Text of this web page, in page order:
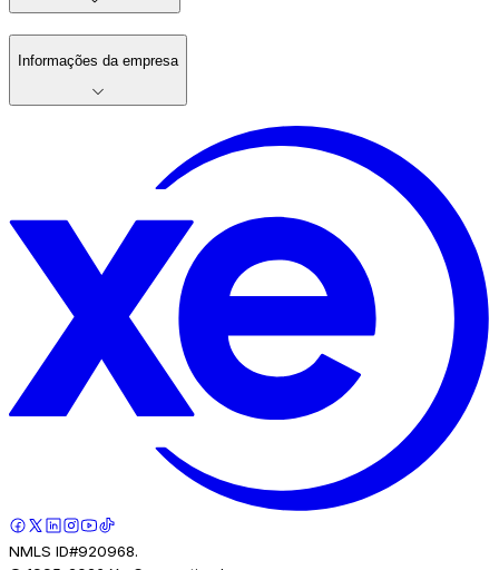
Informações da empresa
NMLS ID#920968.